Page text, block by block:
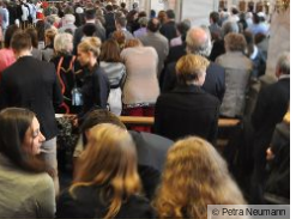
© Petra Neumann